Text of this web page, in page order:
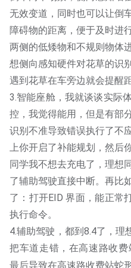
无效变道，同时也可以让倒
障碍物的距离，便于及时进
两侧的低矮物和不规则物体
想侧向感知硬件对花草的识
遇到花草在车旁边就会提醒
3.智能座舱，我就谈谈实际
控，我觉得能用，但是有部
识别不准导致错误执行了不
上你开启了补能规划，然后
同学我不想去充电了，理想
了辅助驾驶直接中断。再比
了：打开EID 界面，能正常
执行命令。
4.辅助驾驶，都到8.4了，理
把车道走错，在高速路收
最后导致在高速路收费站蛇